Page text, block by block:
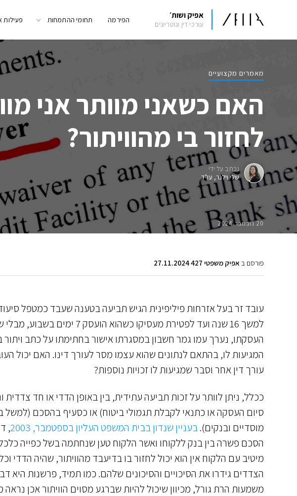
אפיק ושות׳
עורכי דין ונוטריונים הפירמה תחומי ההתמחות פעילות
מאמרים מקצועיים
האם כשאני מוותר אני
לחזור בי מהוויתור?
נכתב על ידי
שלי וילנר, עו"ד
20 נובמבר 2024
פורסם ב אפיק משפטי 427 27.11.2024
עובד זר בעל אזרחות פיליפינית הגיש תביעה בטענה שעבד כמטפל
למשך 16 שנה ועד לפטירת מעסיקו
העסקתו, נערך עמו גמר חשבון במסגרתו אישור בחתימתו על כתב ויתור
המגיעות לו, בהתאם לנתונים שהוא עצמו מסר לעורך דינו. האם יכול
עורך דין אחר וסבר שמגיעות לו זכויות נוספות?
ככלל, ניתן לוותר על זכות תביעה עתידית, בין באופן הדדי או חד
סיום העסקה או כתנאי לקבלת תגמולי ביטוח) או כסעיף בהסכם (למשל
מוסדיים ובנקים).בעניין שנדון בבית המשפט העליון בספטמבר, 2003
,
הסכם פשרה בין בנק ללקוחו ואשר הלקוח טען שנחתמה בשל כפייה
מיטיב עם הלקוח אין הוא יכול לחזור בו בדיעבד מהוויתור, שהיה הדדי
הצדדים גידרו את הסיכויים והסיכונים שלהם. כמו תמיד, פרשנות היא
משמעות הרת גורל, מכיוון שיכול להיות שברגע מסוים הוויתור אכן